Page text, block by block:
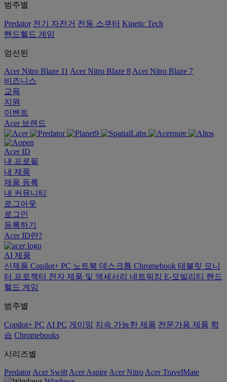
범주별
Predator 전기 자전거 전동 스쿠터 Kinetic Tech
핸드헬드 게임
엄선된
Acer Nitro Blaze 11 Acer Nitro Blaze 8 Acer Nitro Blaze 7
비즈니스
교육
지원
이벤트
Acer 브랜드
Acer ID
내 프로필
내 제품
제품 등록
내 커뮤니티
로그아웃
로그인
등록하기
Acer ID란?
AI 제품
신제품 Copilot+ PC 노트북 데스크톱 Chromebook 태블릿 모니
터 프로젝터 전자 제품 및 액세서리 네트워킹 E-모빌리티 핸드
헬드 게임
범주별
Copilot+ PC AI PC 게이밍 지속 가능한 제품 전문가용 제품 학
습 Chromebooks
시리즈별
Predator Acer Swift Acer Aspire Acer Nitro Acer TravelMate